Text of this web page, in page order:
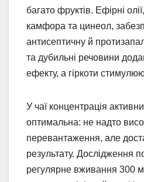
багато фруктів. Ефірні
камфора та цинеол,
антисептичну й
та дубильні речовини
ефекту, а гіркоти
У чаї концентрація
оптимальна: не надто
перевантаження, але
результату. Дослідження
регулярне вживання 300